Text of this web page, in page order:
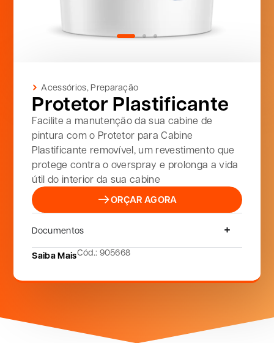
Acessórios,Preparação
Protetor Plastificante
Facilite a manutenção da sua cabine de
pintura com o Protetor para Cabine
Plastificante removível, um revestimento que
protege contra o overspray e prolonga a vida
útil do interior da sua cabine
ORÇAR AGORA
Documentos
Saiba MaisCód.: 905668